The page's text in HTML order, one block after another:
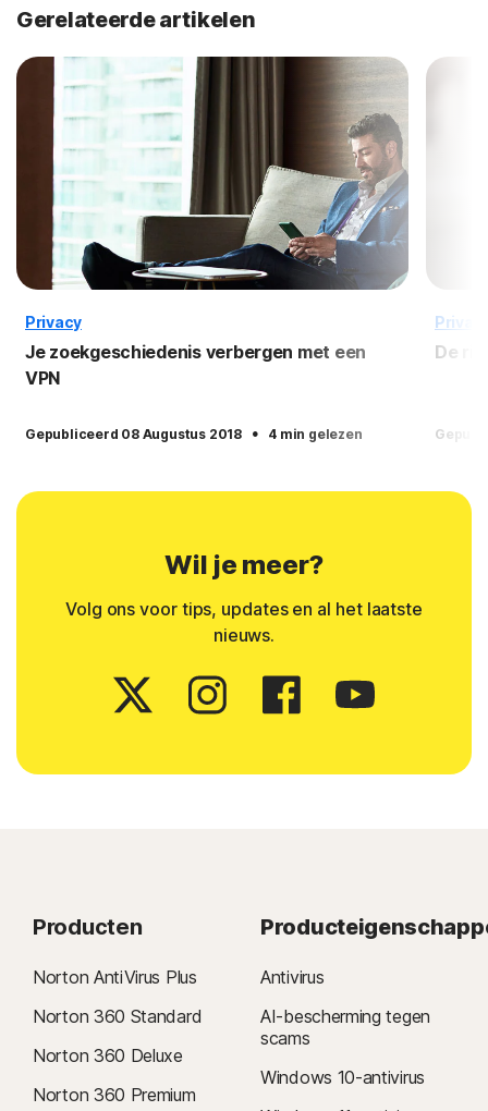
Gerelateerde artikelen
Privacy
Je zoekgeschiedenis verbergen met een
VPN
Gepubliceerd 08 Augustus 2018 · 4 min gelezen
De
Wil je meer?
Volg ons voor tips, updates en al het laatste
nieuws.
Producten
Norton AntiVirus Plus
Norton 360 Standard
Norton 360 Deluxe
Norton 360 Premium
Antivirus
AI-bescherming tegen
scams
Windows 10-antivirus